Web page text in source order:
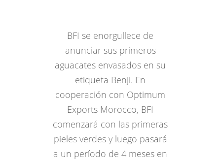
BFI se enorgullece de
anunciar sus primeros
aguacates envasados ​​en su
etiqueta Benji. En
cooperación con Optimum
Exports Morocco, BFI
comenzará con las primeras
pieles verdes y luego pasará
a un período de 4 meses en